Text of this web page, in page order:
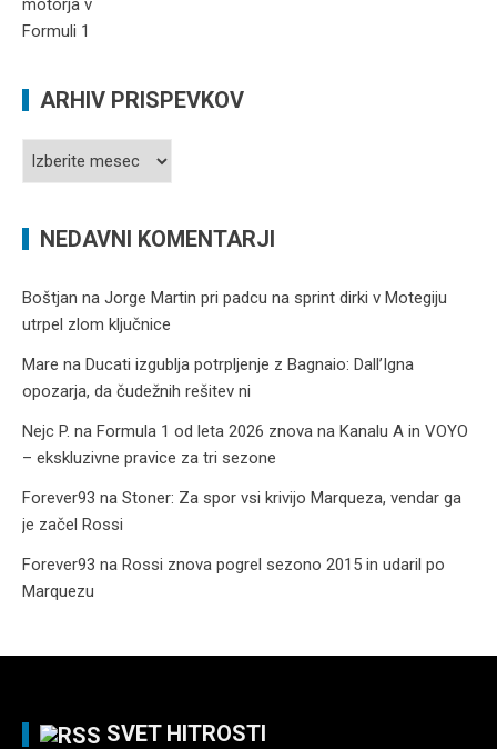
ARHIV PRISPEVKOV
Arhiv
NEDAVNI KOMENTARJI
Boštjan na Jorge Martin pri padcu na sprint dirki v Motegiju
utrpel zlom ključnice
Mare na Ducati izgublja potrpljenje z Bagnaio: Dall’Igna
opozarja, da čudežnih rešitev ni
Nejc P. na Formula 1 od leta 2026 znova na Kanalu A in VOYO
– ekskluzivne pravice za tri sezone
Forever93 na Stoner: Za spor vsi krivijo Marqueza, vendar ga
je začel Rossi
Forever93 na Rossi znova pogrel sezono 2015 in udaril po
Marquezu
SVET HITROSTI